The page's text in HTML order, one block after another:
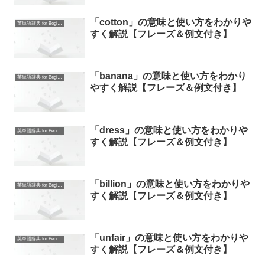
英単語辞典 for Beginners
「cotton」の意味と使い方をわかりや
すく解説【フレーズ＆例文付き】
英単語辞典 for Beginners
「banana」の意味と使い方をわかり
やすく解説【フレーズ＆例文付き】
英単語辞典 for Beginners
「dress」の意味と使い方をわかりや
すく解説【フレーズ＆例文付き】
英単語辞典 for Beginners
「billion」の意味と使い方をわかりや
すく解説【フレーズ＆例文付き】
英単語辞典 for Beginners
「unfair」の意味と使い方をわかりや
すく解説【フレーズ＆例文付き】